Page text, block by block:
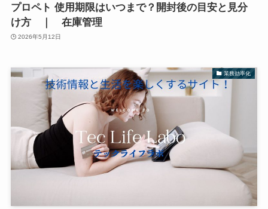
プロペト 使用期限はいつまで？開封後の目安と見分
け方 ｜ 在庫管理
2026年5月12日
業務効率化